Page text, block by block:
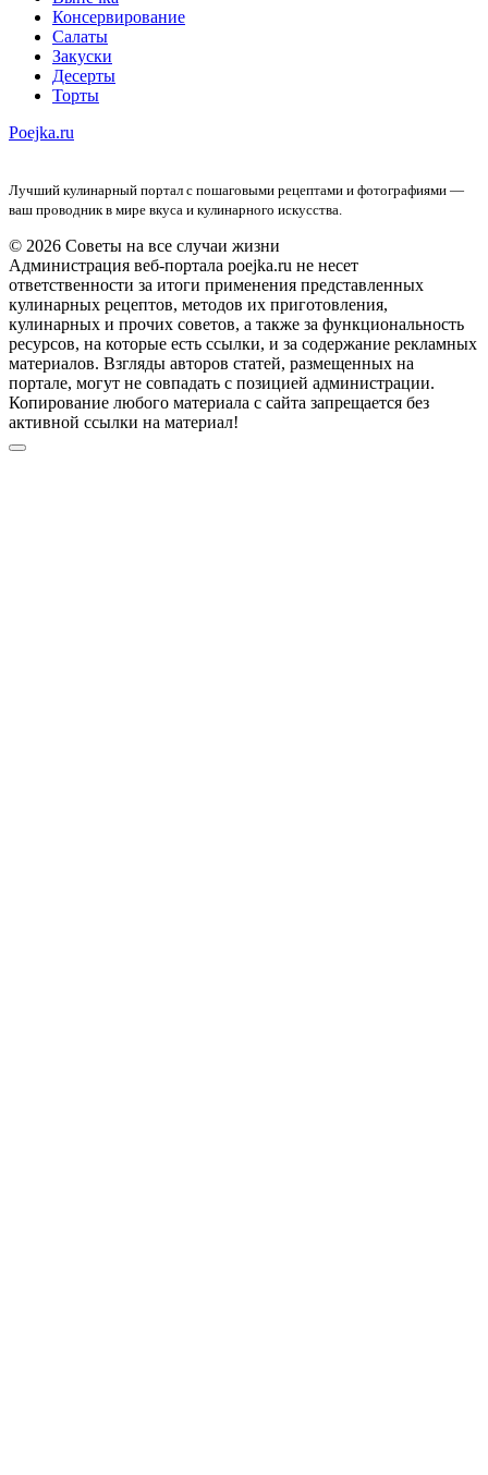
Консервирование
Салаты
Закуски
Десерты
Торты
Poejka.ru
Лучший кулинарный портал с пошаговыми рецептами и фотографиями —
ваш проводник в мире вкуса и кулинарного искусства.
© 2026 Советы на все случаи жизни
Администрация веб-портала poejka.ru не несет
ответственности за итоги применения представленных
кулинарных рецептов, методов их приготовления,
кулинарных и прочих советов, а также за функциональность
ресурсов, на которые есть ссылки, и за содержание рекламных
материалов. Взгляды авторов статей, размещенных на
портале, могут не совпадать с позицией администрации.
Копирование любого материала с сайта запрещается без
активной ссылки на материал!